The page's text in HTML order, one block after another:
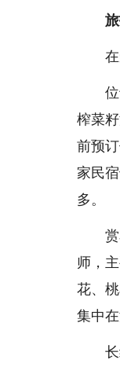
榨菜
前预
家民
多。
师，
花、
集中